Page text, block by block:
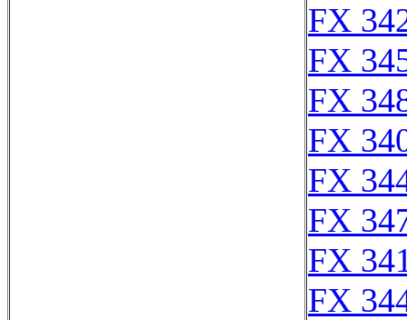
FX
FX
FX
FX
FX
FX
FX
FX